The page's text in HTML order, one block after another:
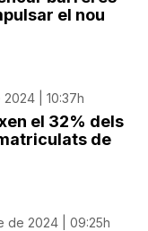
el nou
| 10:37h
el 32% dels
de
de 2024 | 09:25h